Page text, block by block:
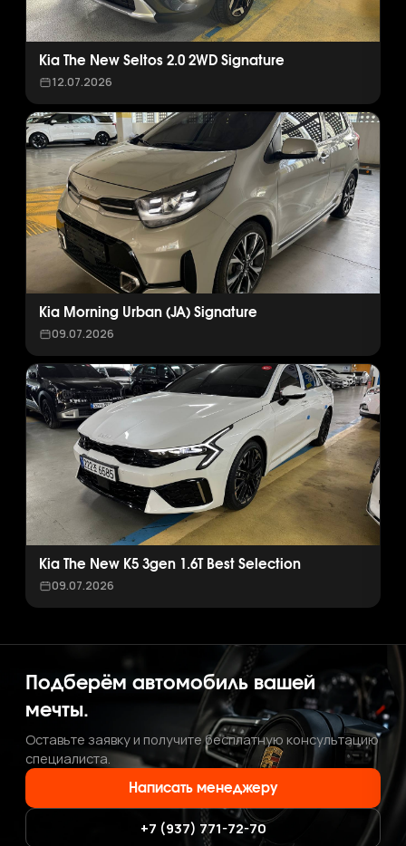
Kia The New Seltos 2.0 2WD Signature
12.07.2026
Kia Morning Urban (JA) Signature
09.07.2026
Kia The New K5 3gen 1.6T Best Selection
09.07.2026
Подберём автомобиль вашей
мечты.
Оставьте заявку и получите бесплатную консультацию
специалиста.
Написать менеджеру
+7 (937) 771-72-70